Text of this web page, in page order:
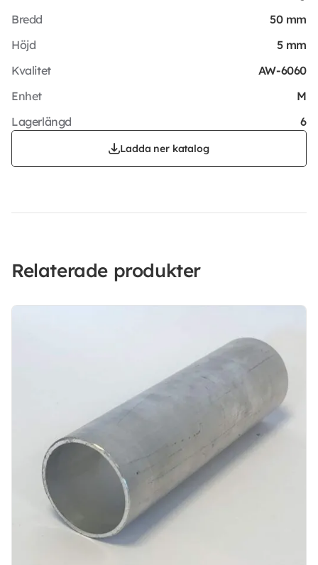
Bredd
50 mm
Höjd
5 mm
Kvalitet
AW-6060
Enhet
M
Lagerlängd
6
Ladda ner katalog
Relaterade produkter